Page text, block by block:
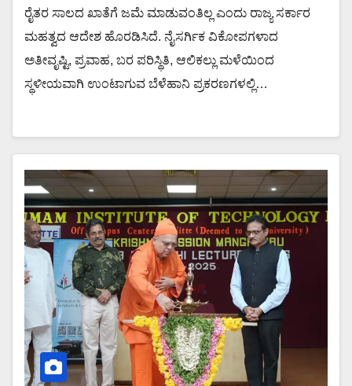
ರೈತರ ಸಾಲದ ಖಾತೆಗೆ ಜಮೆ ಮಾಡುವಂತಿಲ್ಲ ಎಂದು ರಾಜ್ಯ ಸರ್ಕಾರ
ಮಹತ್ವದ ಆದೇಶ ಹೊರಡಿಸಿದೆ. ನೈಸರ್ಗಿಕ ವಿಕೋಪಗಳಾದ
ಅತೀವೃಷ್ಟಿ, ಪ್ರವಾಹ, ಬರ ಪರಿಸ್ಥಿತಿ, ಆಲಿಕಲ್ಲು ಮಳೆಯಿಂದ
ಸ್ಥಳೀಯವಾಗಿ ಉಂಟಾಗುವ ಬೆಳೆಹಾನಿ ಪ್ರಕರಣಗಳಲ್ಲಿ…